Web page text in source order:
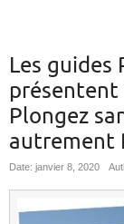
Les guides
Plongez
autrement
Date: janvier 8, 2020